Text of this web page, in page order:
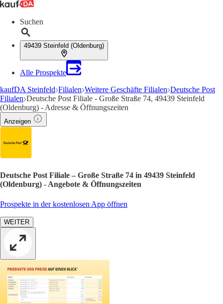
Suchen
49439 Steinfeld (Oldenburg)
Alle Prospekte
kaufDA Steinfeld Filialen Weitere Geschäfte Filialen Deutsche Post
Filialen Deutsche Post Filiale - Große Straße 74, 49439 Steinfeld
(Oldenburg) - Adresse & Öffnungszeiten
Anzeigen
Deutsche Post Filiale – Große Straße 74 in 49439 Steinfeld
(Oldenburg) - Angebote & Öffnungszeiten
Prospekte in der kostenlosen App öffnen
WEITER